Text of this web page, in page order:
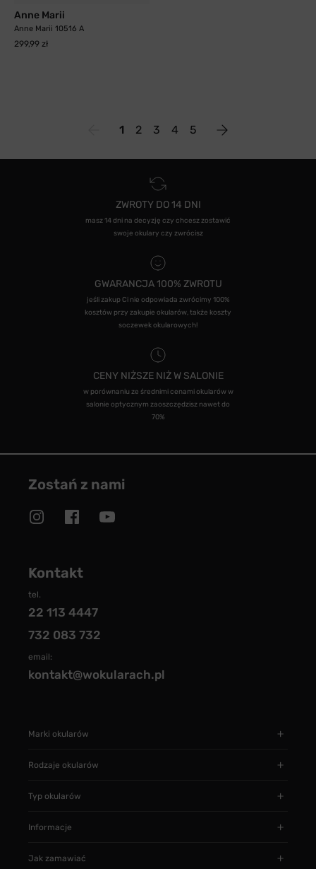
Anne Marii
Anne Marii 10516 A
299,99 zł
1 2 3 4 5
ZWROTY DO 14 DNI
masz 14 dni na decyzję czy chcesz zostawić
swoje okulary czy zwrócisz
GWARANCJA 100% ZWROTU
jeśli zakup Ci nie odpowiada zwrócimy 100%
kosztów przy zakupie okularów, także koszty
soczewek okularowych!
CENY NIŻSZE NIŻ W SALONIE
w porównaniu ze średnimi cenami okularów w
salonie optycznym zaoszczędzisz nawet do
70%
Zostań z nami
Kontakt
tel.
22 113 4447
732 083 732
email:
kontakt@wokularach.pl
Marki okularów
Rodzaje okularów
Typ okularów
Informacje
Jak zamawiać